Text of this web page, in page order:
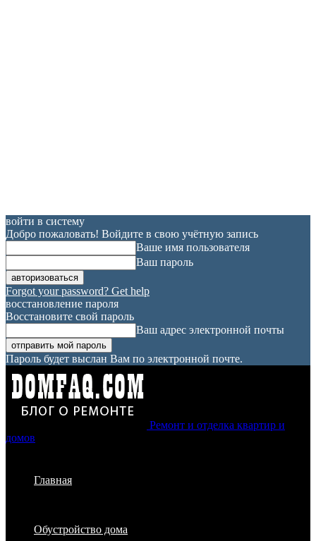
войти в систему
Добро пожаловать! Войдите в свою учётную запись
Ваше имя пользователя
Ваш пароль
Forgot your password? Get help
восстановление пароля
Восстановите свой пароль
Ваш адрес электронной почты
Пароль будет выслан Вам по электронной почте.
Ремонт и отделка квартир и
домов
Главная
Обустройство дома